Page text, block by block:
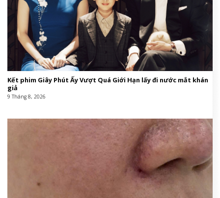
Kết phim Giây Phút Ấy Vượt Quá Giới Hạn lấy đi nước mắt khán
giả
9 Tháng 8, 2026